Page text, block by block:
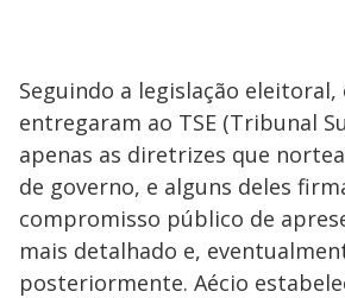
Seguindo a legislação eleitoral,
entregaram ao TSE (Tribunal
apenas as diretrizes que
de governo, e alguns deles
compromisso público de
mais detalhado e,
posteriormente. Aécio